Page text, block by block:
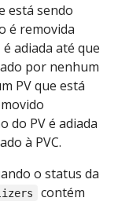
está sendo
é removida
adiada até que
por nenhum
PV que está
do PV é adiada
à PVC.
o status da
contém